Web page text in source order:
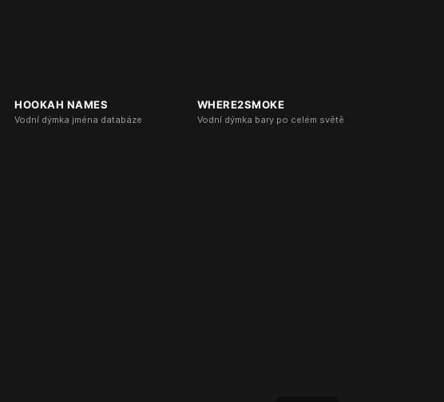
HOOKAH NAMES
Vodní dýmka jména databáze
WHERE2SMOKE
Vodní dýmka bary po celém světě